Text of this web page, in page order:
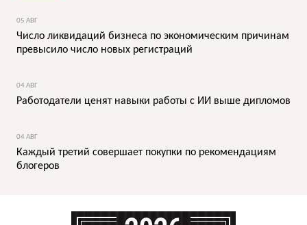
05 АВГ
Число ликвидаций бизнеса по экономическим причинам
превысило число новых регистраций
04 АВГ
Работодатели ценят навыки работы с ИИ выше дипломов
04 АВГ
Каждый третий совершает покупки по рекомендациям
блогеров